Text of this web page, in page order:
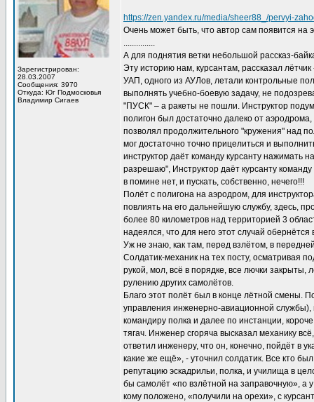
Зарегистрирован:
28.03.2007
Сообщения: 3970
Откуда: Юг Подмосковья
Владимир Сигаев
https://zen.yandex.ru/media/sheer88_/pervyi-
Очень может быть, что автор сам появится на
...............
А для поднятия ветки небольшой рассказ-
Эту историю нам, курсантам, рассказал
УАП, одного из АУЛов, летали контрольные
выполнять учебно-боевую задачу, не
"ПУСК" – а ракеты не пошли. Инструктор
полигон был достаточно далеко от
позволял продолжительного "кружения" над
мог достаточно точно прицелиться и
инструктор даёт команду курсанту нажимать
разрешаю", Инструктор даёт курсанту
в помине нет, и пускать, собственно, нечего!!!
Полёт с полигона на аэродром, для
повлиять на его дальнейшую службу, здесь,
более 80 километров над территорией 3
надеялся, что для него этот случай
Уж не знаю, как там, перед взлётом, в
Солдатик-механик на тех посту, осматривая
рукой, мол, всё в порядке, все лючки закрыты,
рулению других самолётов.
Благо этот полёт был в конце лётной смены.
управления инженерно-авиационной службы),
командиру полка и далее по инстанции,
тягач. Инженер сгоряча высказал механику
ответил инженеру, что он, конечно, пойдёт в
какие же ещё», - уточнил солдатик. Все кто
репутацию эскадрильи, полка, и училища в
бы самолёт «по взлётной на заправочную», а
кому положено, «получили на орехи», с